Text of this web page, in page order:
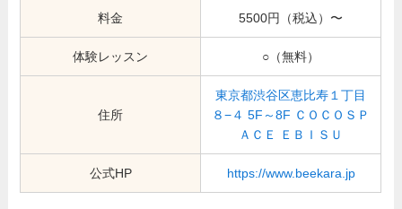
料金 5500円（税込）〜
体験レッスン ○（無料）
住所
東京都渋谷区恵比寿１丁目
８−４ 5F～8F ＣＯＣＯＳＰ
ＡＣＥ ＥＢＩＳＵ
公式HP https://www.beekara.jp